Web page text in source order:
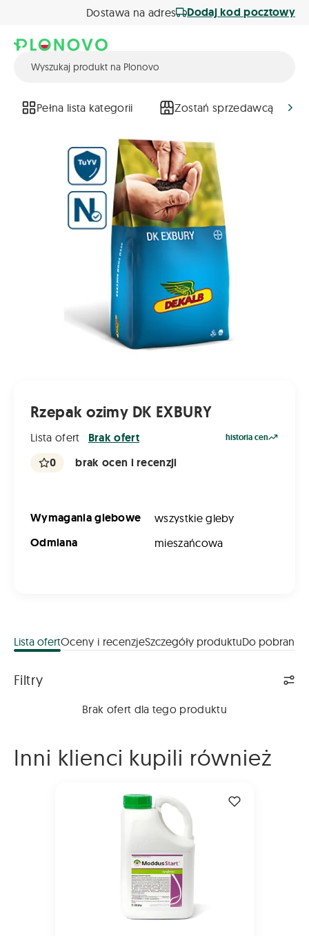
Dostawa na adres Dodaj kod pocztowy
Pełna lista kategorii Zostań sprzedawcą
Rzepak ozimy DK EXBURY
Lista ofert Brak ofert historia cen
0 brak ocen i recenzji
Wymagania glebowe wszystkie gleby
Odmiana mieszańcowa
Lista ofertOceny i recenzjeSzczegóły produktuDo pobrania
Filtry
Brak ofert dla tego produktu
Inni klienci kupili również